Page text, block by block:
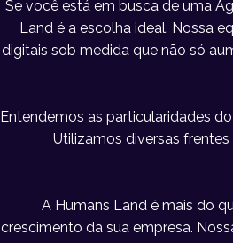
Se você está em busca de uma
Land é a escolha ideal. Nossa
digitais sob medida que não só
Entendemos as particularidades
Utilizamos diversas
A Humans Land é mais do
crescimento da sua empresa.